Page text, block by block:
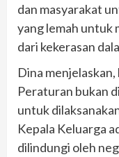
dan masyarakat
yang lemah untuk
dari kekerasan
Dina
Peraturan bukan
untuk
Kepala Keluarga
dilindungi oleh